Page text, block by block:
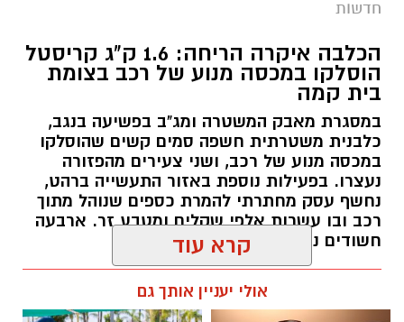
חדשות
הכלבה איקרה הריחה: 1.6 ק"ג קריסטל
הוסלקו במכסה מנוע של רכב בצומת
בית קמה
במסגרת מאבק המשטרה ומג"ב בפשיעה בנגב,
כלבנית משטרתית חשפה סמים קשים שהוסלקו
במכסה מנוע של רכב, ושני צעירים מהפזורה
נעצרו. בפעילות נוספת באזור התעשייה ברהט,
נחשף עסק מחתרתי להמרת כספים שנוהל מתוך
רכב ובו עשרות אלפי שקלים ומטבע זר. ארבעה
חשודים נעצרו בסך הכל.
קרא עוד
אולי יעניין אותך גם